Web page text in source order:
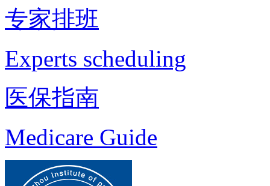
专家排班
Experts scheduling
医保指南
Medicare Guide